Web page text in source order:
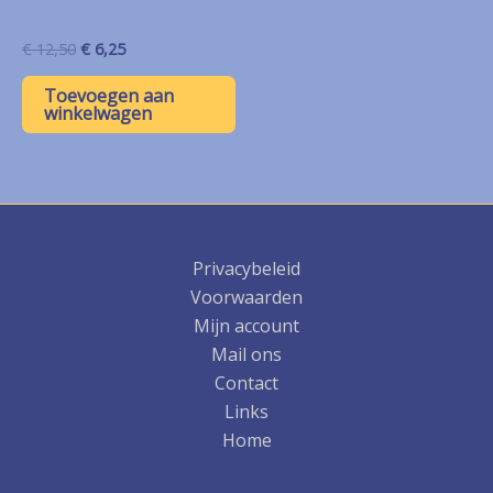
€12,50 Oorspronkelijke
was:
€ 12,50.
€ 6,25Huidige
is:
€ 6,25.
Toevoegen aan
winkelwagen
Privacybeleid
Voorwaarden
Mijn account
Mail ons
Contact
Links
Home